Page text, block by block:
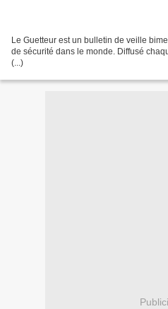
Le Guetteur est un bulletin de veille
de sécurité dans le monde. Diffusé
(...)